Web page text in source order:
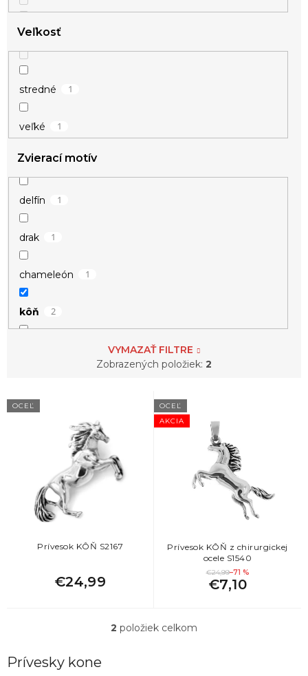
Veľkosť
stredné 1
veľké 1
Zvierací motív
delfín 1
drak 1
chameleón 1
kôň 2
mačka 6
VYMAZAŤ FILTRE
Zobrazených položiek: 2
V
ýOCEĽ
Prívesok KÔŇ S2167
€24,99
AKCIA
OCEĽ
Prívesok KÔŇ z chirurgickej
ocele S1540
€24,99–71 %
€7,10
O
2 položiek celkom
Prívesky kone